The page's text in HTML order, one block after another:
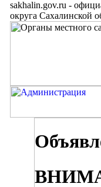
sakhalin.gov.ru -
округа Сахалинской